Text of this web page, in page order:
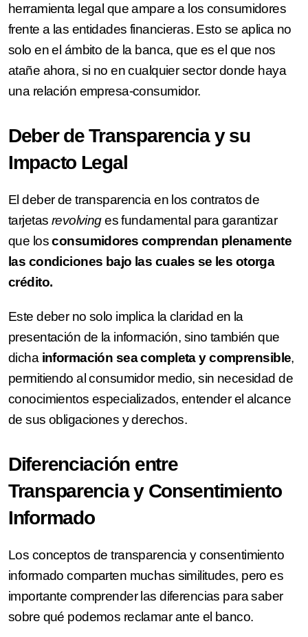
herramienta legal que ampare a los consumidores
frente a las entidades financieras. Esto se aplica no
solo en el ámbito de la banca, que es el que nos
atañe ahora, si no en cualquier sector donde haya
una relación empresa-consumidor.
Deber de Transparencia y su
Impacto Legal
El deber de transparencia en los contratos de
tarjetas revolvinges fundamental para garantizar
que losconsumidores comprendan plenamente
las condiciones bajo las cuales se les otorga
crédito.
Este deber no solo implica la claridad en la
presentación de la información, sino también que
dicha información sea completa y comprensible,
permitiendo al consumidor medio, sin necesidad de
conocimientos especializados, entender el alcance
de sus obligaciones y derechos.
Diferenciación entre
Transparencia y Consentimiento
Informado
Los conceptos de transparencia y consentimiento
informado comparten muchas similitudes, pero es
importante comprender las diferencias para saber
sobre qué podemos reclamar ante el banco.